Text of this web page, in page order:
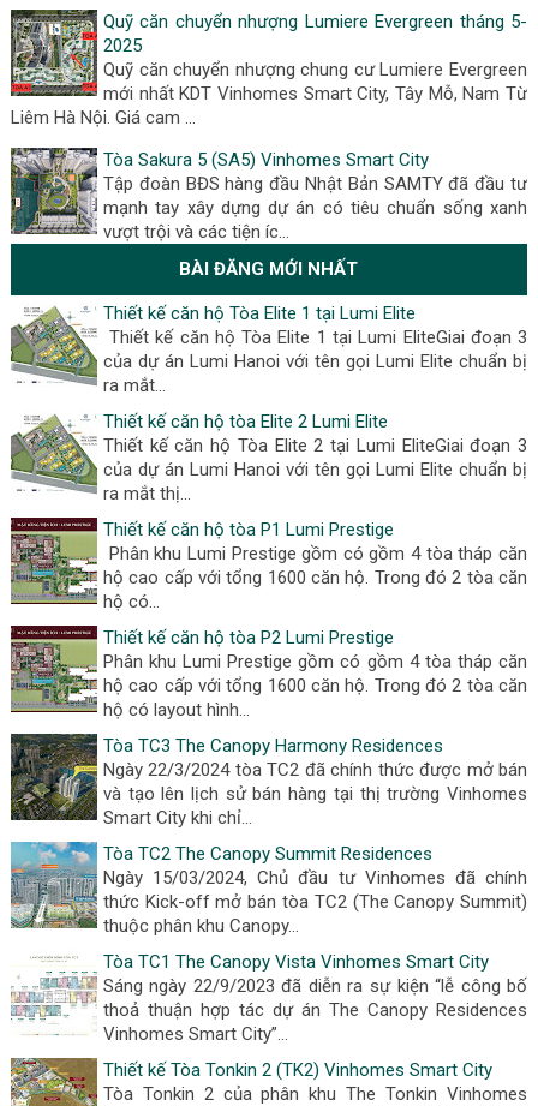
Quỹ căn chuyển nhượng Lumiere Evergreen tháng 5-
2025
Quỹ căn chuyển nhượng chung cư Lumiere Evergreen
mới nhất KDT Vinhomes Smart City, Tây Mỗ, Nam Từ
Liêm Hà Nội. Giá cam …
Tòa Sakura 5 (SA5) Vinhomes Smart City
Tập đoàn BĐS hàng đầu Nhật Bản SAMTY đã đầu tư
mạnh tay xây dựng dự án có tiêu chuẩn sống xanh
vượt trội và các tiện íc…
BÀI ĐĂNG MỚI NHẤT
Thiết kế căn hộ Tòa Elite 1 tại Lumi Elite
Thiết kế căn hộ Tòa Elite 1 tại Lumi EliteGiai đoạn 3
của dự án Lumi Hanoi với tên gọi Lumi Elite chuẩn bị
ra mắt...
Thiết kế căn hộ tòa Elite 2 Lumi Elite
Thiết kế căn hộ Tòa Elite 2 tại Lumi EliteGiai đoạn 3
của dự án Lumi Hanoi với tên gọi Lumi Elite chuẩn bị
ra mắt thị...
Thiết kế căn hộ tòa P1 Lumi Prestige
Phân khu Lumi Prestige gồm có gồm 4 tòa tháp căn
hộ cao cấp với tổng 1600 căn hộ. Trong đó 2 tòa căn
hộ có...
Thiết kế căn hộ tòa P2 Lumi Prestige
Phân khu Lumi Prestige gồm có gồm 4 tòa tháp căn
hộ cao cấp với tổng 1600 căn hộ. Trong đó 2 tòa căn
hộ có layout hình...
Tòa TC3 The Canopy Harmony Residences
Ngày 22/3/2024 tòa TC2 đã chính thức được mở bán
và tạo lên lịch sử bán hàng tại thị trường Vinhomes
Smart City khi chỉ...
Tòa TC2 The Canopy Summit Residences
Ngày 15/03/2024, Chủ đầu tư Vinhomes đã chính
thức Kick-off mở bán tòa TC2 (The Canopy Summit)
thuộc phân khu Canopy...
Tòa TC1 The Canopy Vista Vinhomes Smart City
Sáng ngày 22/9/2023 đã diễn ra sự kiện “lễ công bố
thoả thuận hợp tác dự án The Canopy Residences
Vinhomes Smart City”...
Thiết kế Tòa Tonkin 2 (TK2) Vinhomes Smart City
Tòa Tonkin 2 của phân khu The Tonkin Vinhomes